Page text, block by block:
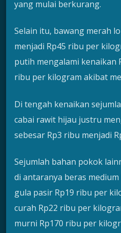
yang mulai berkurang.
Selain itu, bawang merah
menjadi Rp45 ribu per
putih mengalami kenaikan
ribu per kilogram akibat
Di tengah kenaikan
cabai rawit hijau justru
sebesar Rp3 ribu menjadi
Sejumlah bahan pokok
di antaranya beras
gula pasir Rp19 ribu per
curah Rp22 ribu per
murni Rp170 ribu per